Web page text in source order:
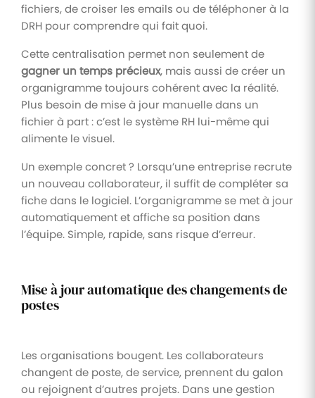
fichiers, de croiser les emails ou de téléphoner à la
DRH pour comprendre qui fait quoi.
Cette centralisation permet non seulement de
gagner un temps précieux, mais aussi de créer un
organigramme toujours cohérent avec la réalité.
Plus besoin de mise à jour manuelle dans un
fichier à part : c’est le système RH lui-même qui
alimente le visuel.
Un exemple concret ? Lorsqu’une entreprise recrute
un nouveau collaborateur, il suffit de compléter sa
fiche dans le logiciel. L’organigramme se met à jour
automatiquement et affiche sa position dans
l’équipe. Simple, rapide, sans risque d’erreur.
Mise à jour automatique des changements de
postes
Les organisations bougent. Les collaborateurs
changent de poste, de service, prennent du galon
ou rejoignent d’autres projets. Dans une gestion